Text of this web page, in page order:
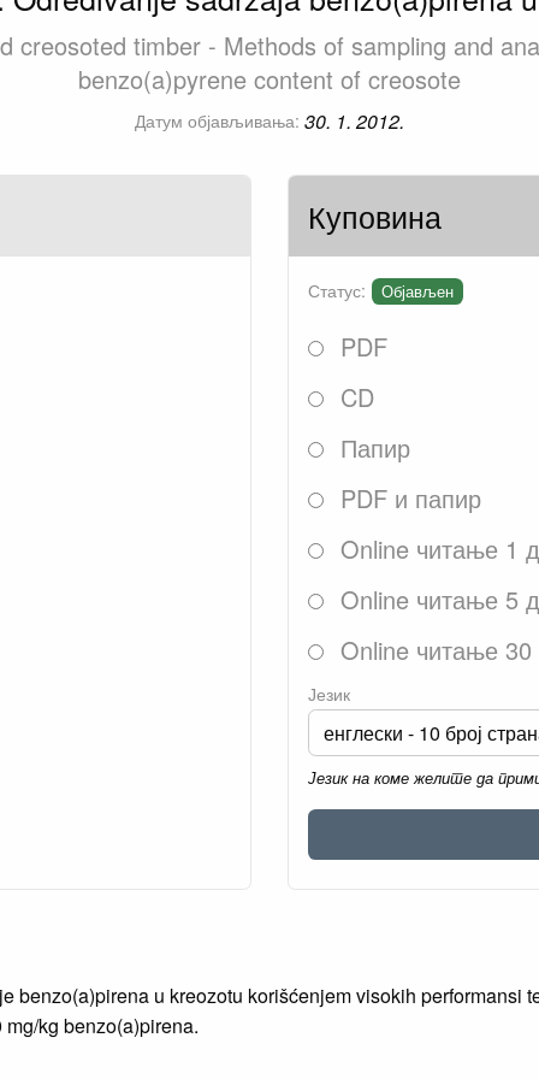
creosoted timber - Methods of sampling and
benzo(a)pyrene content of creosote
Датум објављивања: 30. 1. 2012.
Куповина
Статус: Објављен
PDF
CD
Папир
PDF и папир
Online читање 1
Online читање 5
Online читање
Језик
Језик на коме желите да
benzo(a)pirena u kreozotu korišćenjem visokih performansi
kg benzo(a)pirena.